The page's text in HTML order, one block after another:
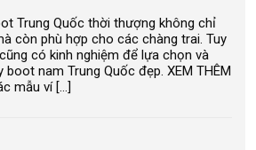
Trung Quốc thời thượng không chỉ
còn phù hợp cho các chàng trai. Tuy
có kinh nghiệm để lựa chọn và
nam Trung Quốc đẹp. XEM THÊM
mẫu ví […]